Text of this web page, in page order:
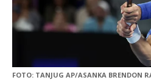
FOTO: TANJUG AP/ASANKA BRENDON